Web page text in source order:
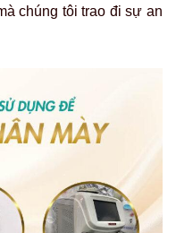
chúng tôi trao đi sự an